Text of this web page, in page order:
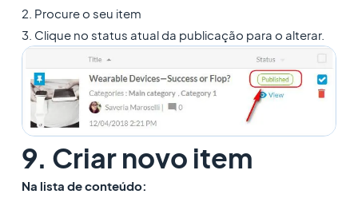
2. Procure o seu item
3. Clique no status atual da publicação para o alterar.
9. Criar novo item
Na lista de conteúdo: